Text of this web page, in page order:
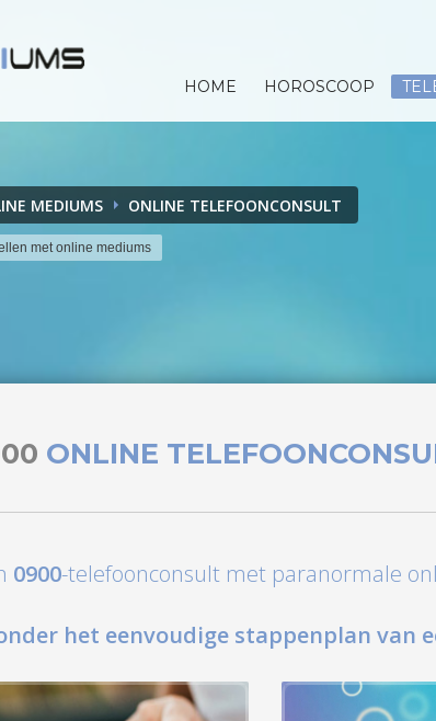
HOME HOROSCOOP
MEDIUMS ONLINE TELEFOONCONSULT
met online mediums
ONLINE
0900-telefoonconsult met paranormale
het eenvoudige stappenplan van